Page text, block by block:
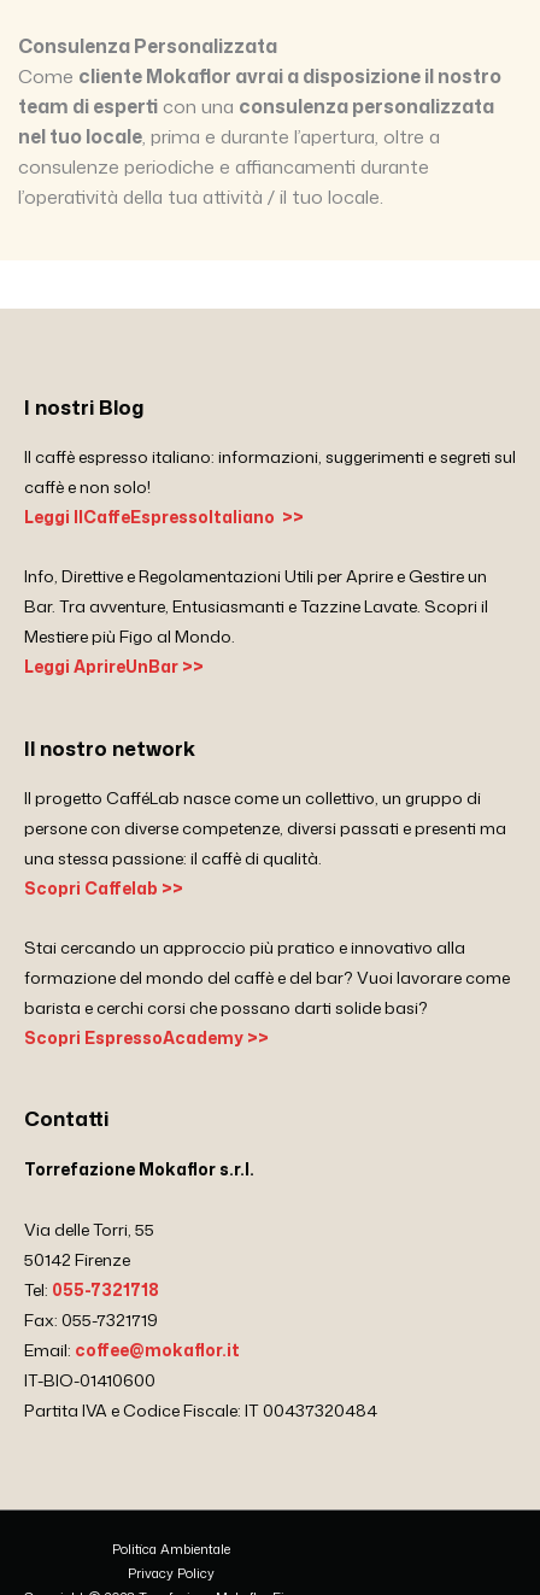
Consulenza Personalizzata
Come cliente Mokaflor avrai a disposizione il nostro
team di esperti con una consulenza personalizzata
nel tuo locale, prima e durante l’apertura, oltre a
consulenze periodiche e affiancamenti durante
l’operatività della tua attività / il tuo locale.
I nostri Blog
Il caffè espresso italiano: informazioni, suggerimenti e segreti sul
caffè e non solo!
Leggi IlCaffeEspressoItaliano >>
Info, Direttive e Regolamentazioni Utili per Aprire e Gestire un
Bar. Tra avventure, Entusiasmanti e Tazzine Lavate. Scopri il
Mestiere più Figo al Mondo.
Leggi AprireUnBar >>
Il nostro network
Il progetto CafféLab nasce come un collettivo, un gruppo di
persone con diverse competenze, diversi passati e presenti ma
una stessa passione: il caffè di qualità.
Scopri Caffelab >>
Stai cercando un approccio più pratico e innovativo alla
formazione del mondo del caffè e del bar? Vuoi lavorare come
barista e cerchi corsi che possano darti solide basi?
Scopri EspressoAcademy >>
Contatti
Torrefazione Mokaflor s.r.l.
Via delle Torri, 55
50142 Firenze
Tel: 055-7321718
Fax: 055-7321719
Email: coffee@mokaflor.it
IT-BIO-01410600
Partita IVA e Codice Fiscale: IT 00437320484
Politica Ambientale
Privacy Policy